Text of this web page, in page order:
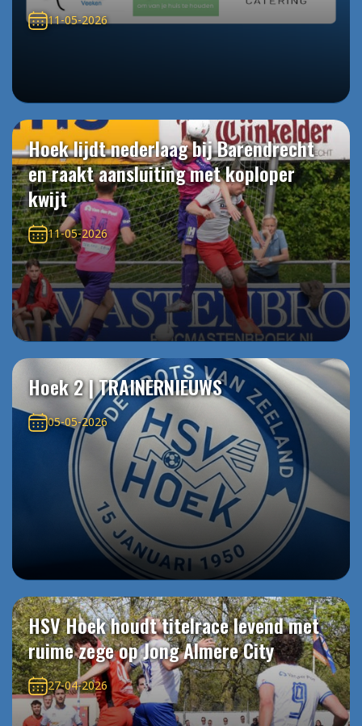
11-05-2026
Hoek lijdt nederlaag bij Barendrecht
en raakt aansluiting met koploper
kwijt
11-05-2026
Hoek 2 | TRAINERNIEUWS
05-05-2026
HSV Hoek houdt titelrace levend met
ruime zege op Jong Almere City
27-04-2026